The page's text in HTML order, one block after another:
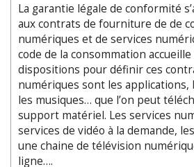
La garantie légale de conformité
aux contrats de fourniture de de
numériques et de services
code de la consommation
dispositions pour définir ces
numériques sont les applications,
les musiques… que l’on peut
support matériel. Les services
services de vidéo à la demande,
une chaine de télévision
ligne….